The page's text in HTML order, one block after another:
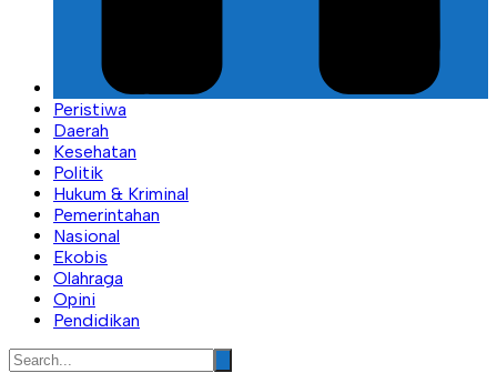
Peristiwa
Daerah
Kesehatan
Politik
Hukum & Kriminal
Pemerintahan
Nasional
Ekobis
Olahraga
Opini
Pendidikan